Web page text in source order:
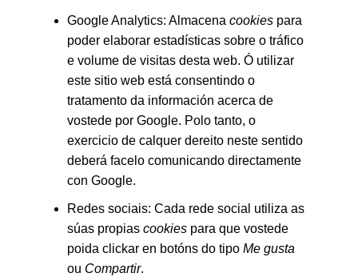
Google Analytics: Almacena cookiespara
poder elaborar estadísticas sobre o tráfico
e volume de visitas desta web. Ó utilizar
este sitio web está consentindo o
tratamento da información acerca de
vostede por Google. Polo tanto, o
exercicio de calquer dereito neste sentido
deberá facelo comunicando directamente
con Google.
Redes sociais: Cada rede social utiliza as
súas propias cookiespara que vostede
poida clickar en botóns do tipo Me gusta
ou Compartir.